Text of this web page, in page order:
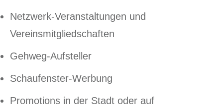
Netzwerk-Veranstaltungen und
Vereinsmitgliedschaften
Gehweg-Aufsteller
Schaufenster-Werbung
Promotions in der Stadt oder auf